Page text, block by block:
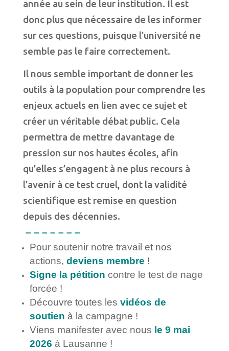
année au sein de leur institution. Il est
donc plus que nécessaire de les informer
sur ces questions, puisque l’université ne
semble pas le faire correctement.
Il nous semble important de donner les
outils à la population pour comprendre les
enjeux actuels en lien avec ce sujet et
créer un véritable débat public. Cela
permettra de mettre davantage de
pression sur nos hautes écoles, afin
qu’elles s’engagent à ne plus recours à
l’avenir à ce test cruel, dont la validité
scientifique est remise en question
depuis des décennies.
– – – – – – –
Pour soutenir notre travail et nos
actions, deviens membre !
Signe la pétition contre le test de nage
forcée !
Découvre toutes les vidéos de
soutien à la campagne !
Viens manifester avec nous le 9 mai
2026 à Lausanne !